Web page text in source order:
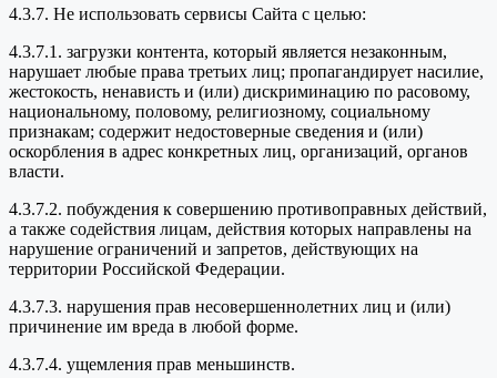
4.3.7. Не использовать сервисы Сайта с целью:
4.3.7.1. загрузки контента, который является незаконным,
нарушает любые права третьих лиц; пропагандирует насилие,
жестокость, ненависть и (или) дискриминацию по расовому,
национальному, половому, религиозному, социальному
признакам; содержит недостоверные сведения и (или)
оскорбления в адрес конкретных лиц, организаций, органов
власти.
4.3.7.2. побуждения к совершению противоправных действий,
а также содействия лицам, действия которых направлены на
нарушение ограничений и запретов, действующих на
территории Российской Федерации.
4.3.7.3. нарушения прав несовершеннолетних лиц и (или)
причинение им вреда в любой форме.
4.3.7.4. ущемления прав меньшинств.